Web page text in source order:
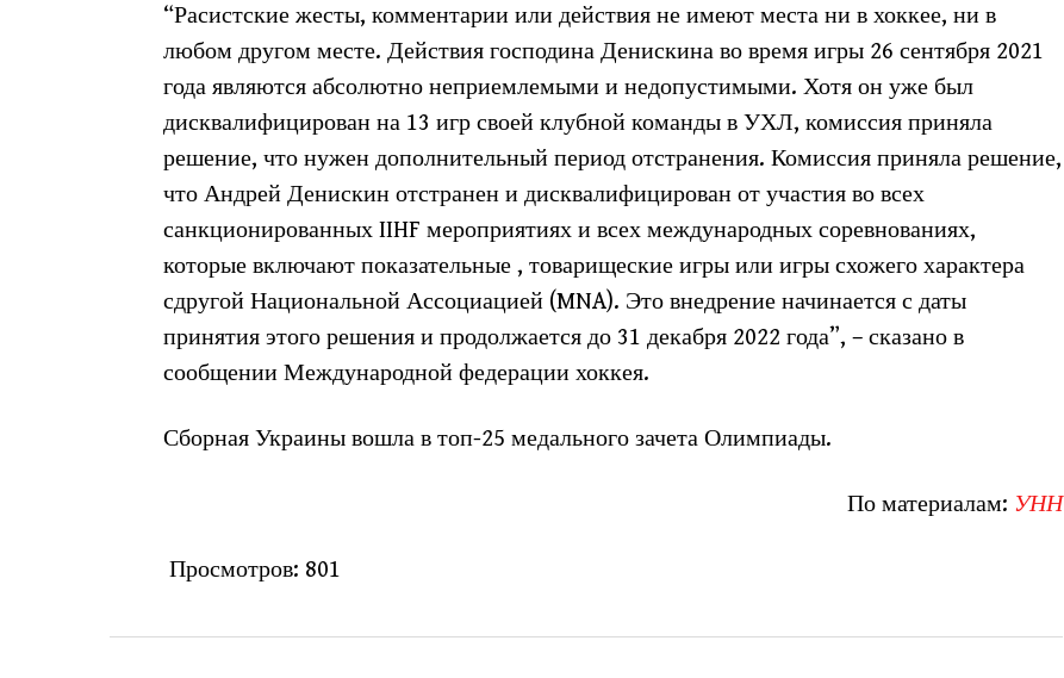
“Расистские жесты, комментарии или действия не имеют места ни в хоккее, ни в
любом другом месте. Действия господина Денискина во время игры 26 сентября 2021
года являются абсолютно неприемлемыми и недопустимыми. Хотя он уже был
дисквалифицирован на 13 игр своей клубной команды в УХЛ, комиссия приняла
решение, что нужен дополнительный период отстранения. Комиссия приняла решение,
что Андрей Денискин отстранен и дисквалифицирован от участия во всех
санкционированных IIHF мероприятиях и всех международных соревнованиях,
которые включают показательные , товарищеские игры или игры схожего характера
сдругой Национальной Ассоциацией (MNA). Это внедрение начинается с даты
принятия этого решения и продолжается до 31 декабря 2022 года”, – сказано в
сообщении Международной федерации хоккея.
Сборная Украины вошла в топ-25 медального зачета Олимпиады.
По материалам: УНН
Просмотров: 801